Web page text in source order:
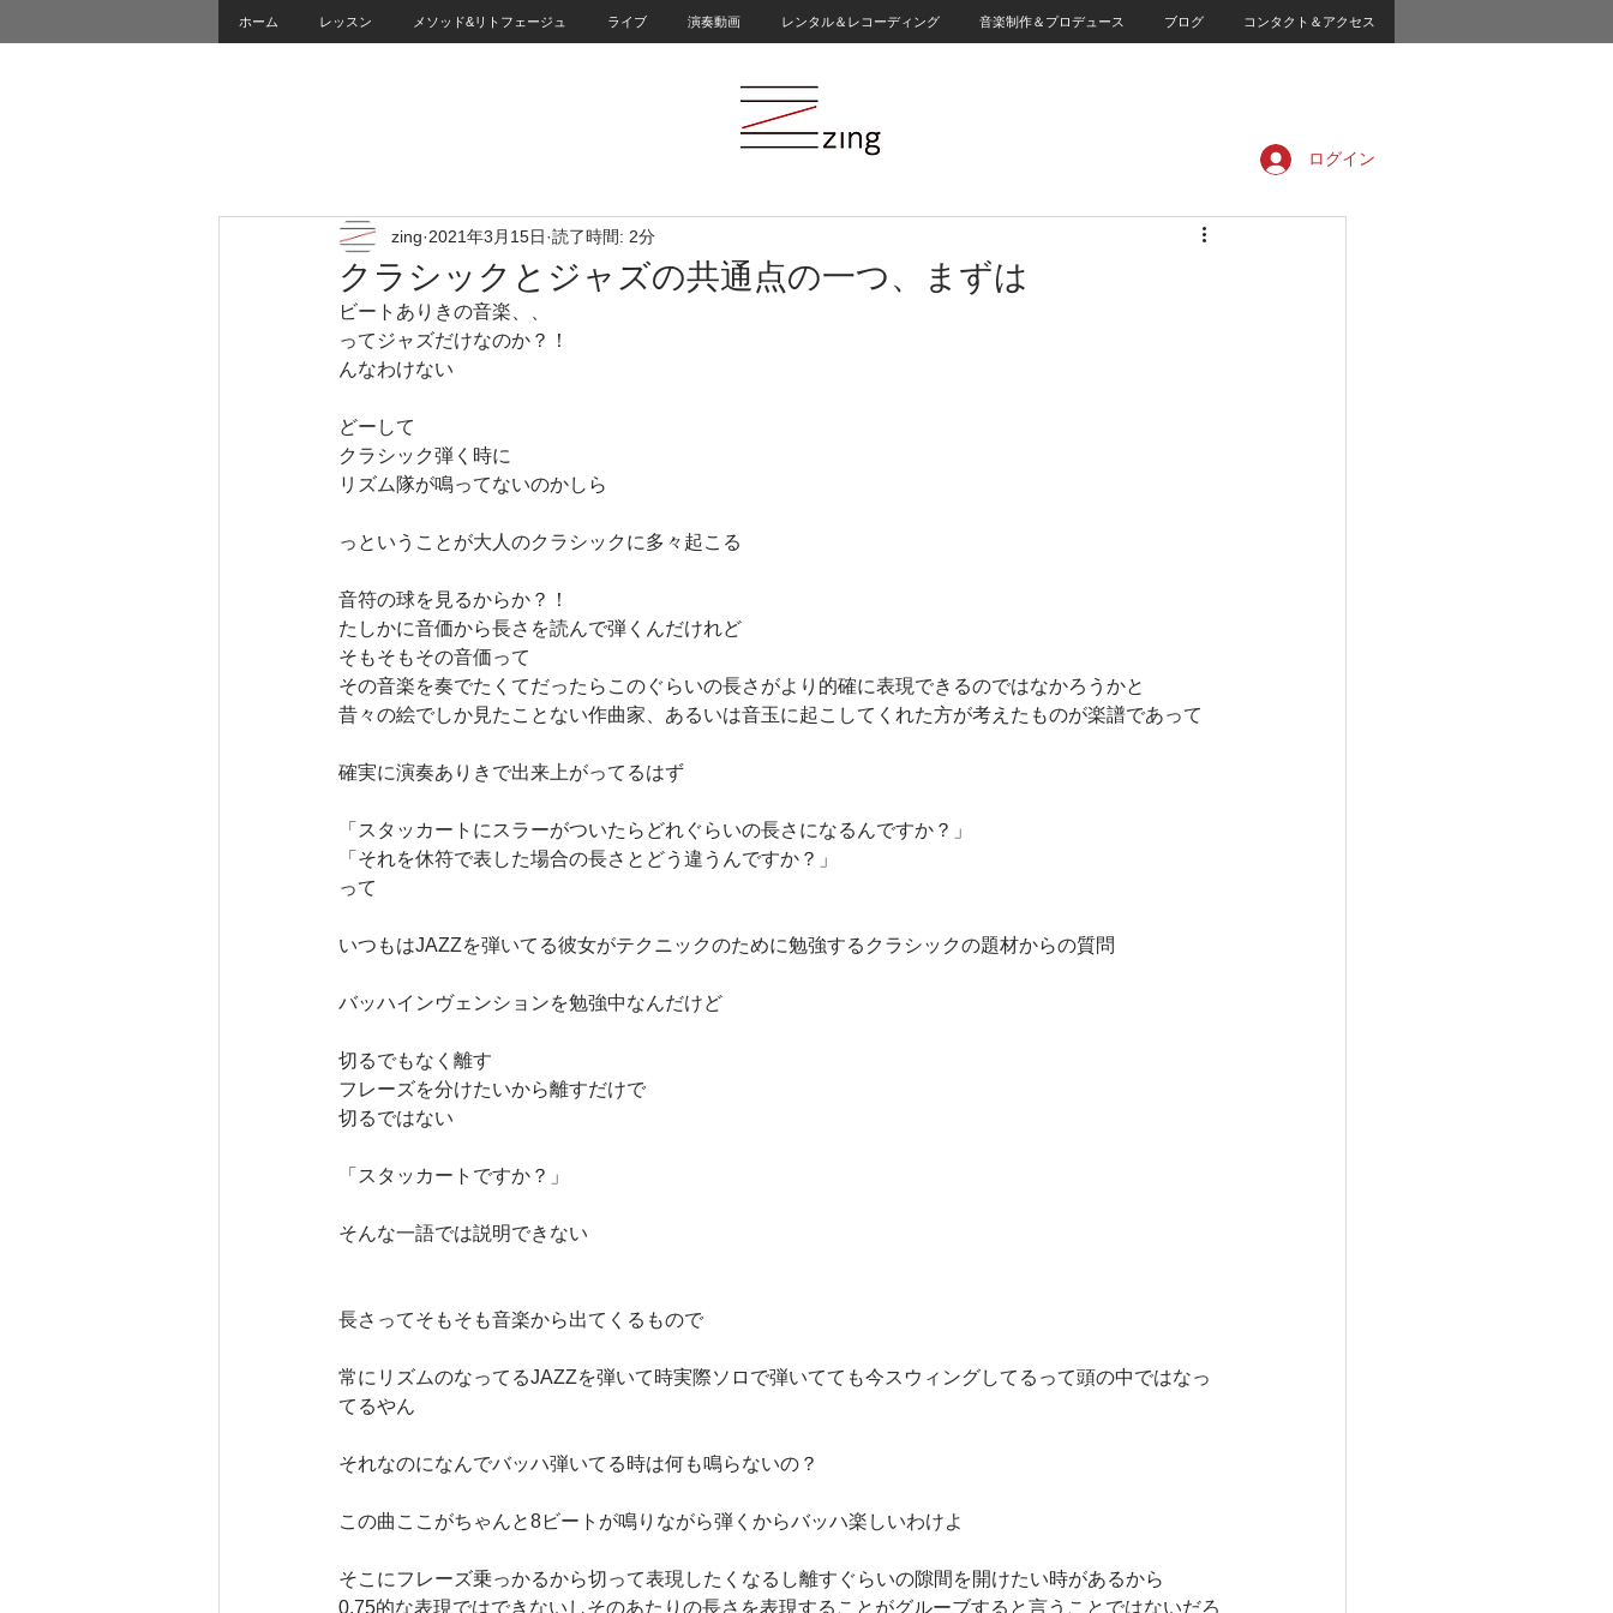
ホーム レッスン メソッド&リトフェージュ ライブ 演奏動画 レンタル＆レコーディング 音楽制作＆プロデュース ブログ コンタクト＆アクセス
ログイン
クラシックとジャズの共通点の一つ、まずは
zing 2021年3月15日 読了時間: 2分
ビートありきの音楽、、
ってジャズだけなのか？！
んなわけない
どーして
クラシック弾く時に
リズム隊が鳴ってないのかしら
っということが大人のクラシックに多々起こる
音符の球を見るからか？！
たしかに音価から長さを読んで弾くんだけれど
そもそもその音価って
その音楽を奏でたくてだったらこのぐらいの長さがより的確に表現できるのではなかろうかと
昔々の絵でしか見たことない作曲家、あるいは音玉に起こしてくれた方が考えたものが楽譜であって
確実に演奏ありきで出来上がってるはず
「スタッカートにスラーがついたらどれぐらいの長さになるんですか？」
「それを休符で表した場合の長さとどう違うんですか？」
って
いつもはJAZZを弾いてる彼女がテクニックのために勉強するクラシックの題材からの質問
バッハインヴェンションを勉強中なんだけど
切るでもなく離す
フレーズを分けたいから離すだけで
切るではない
「スタッカートですか？」
そんな一語では説明できない
長さってそもそも音楽から出てくるもので
常にリズムのなってるJAZZを弾いて時実際ソロで弾いてても今スウィングしてるって頭の中ではなっ
てるやん
それなのになんでバッハ弾いてる時は何も鳴らないの？
この曲ここがちゃんと8ビートが鳴りながら弾くからバッハ楽しいわけよ
そこにフレーズ乗っかるから切って表現したくなるし離すぐらいの隙間を開けたい時があるから
0.75的な表現ではできないしそのあたりの長さを表現することがグルーブすると言うことではないだろ